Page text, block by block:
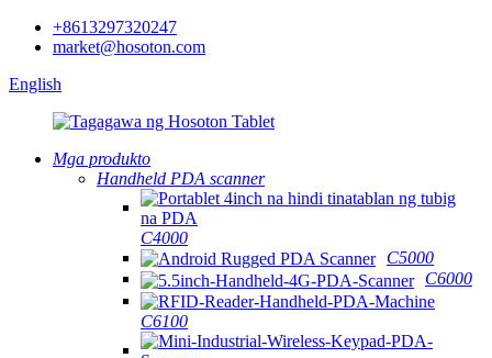
+8613297320247
market@hosoton.com
English
Mga produkto
Handheld PDA scanner
C4000
C5000
C6000
C6100